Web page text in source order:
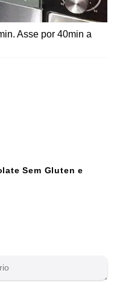
Asse por 40min a
Sem Gluten e